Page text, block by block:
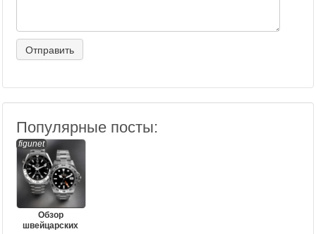
Популярные посты:
figunet
Обзор
швейцарских